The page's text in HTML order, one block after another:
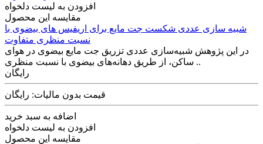
افزودن به لیست دلخواه
مقایسه این محصول
شبیه سازی عددی شکست جت مایع برای اریفیس های بیضوی با
نسبت منظری متفاوت
در این پژوهش شبیه‌سازی عددی تزریق جت مایع بیضوی در هوای
ساکن، از طریق دهانه‌های بیضوی با نسبت منظری ..
رایگان
قیمت بدون مالیات: رایگان
اضافه به سبد خرید
افزودن به لیست دلخواه
مقایسه این محصول